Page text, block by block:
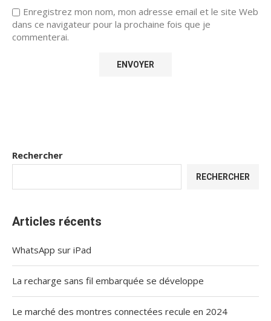
Enregistrez mon nom, mon adresse email et le site Web
dans ce navigateur pour la prochaine fois que je
commenterai.
Rechercher
RECHERCHER
Articles récents
WhatsApp sur iPad
La recharge sans fil embarquée se développe
Le marché des montres connectées recule en 2024